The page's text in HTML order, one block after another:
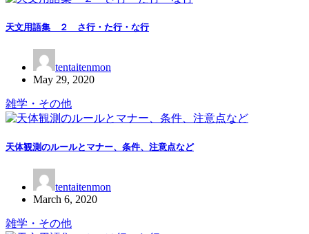
天文用語集 ２ さ行・た行・な行
tentaitenmon
May 29, 2020
雑学・その他
天体観測のルールとマナー、条件、注意点など
tentaitenmon
March 6, 2020
雑学・その他